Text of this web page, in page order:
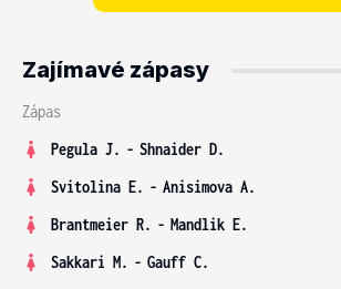
Zajímavé zápasy
Zápas
Pegula J. - Shnaider D.
Svitolina E. - Anisimova A.
Brantmeier R. - Mandlik E.
Sakkari M. - Gauff C.